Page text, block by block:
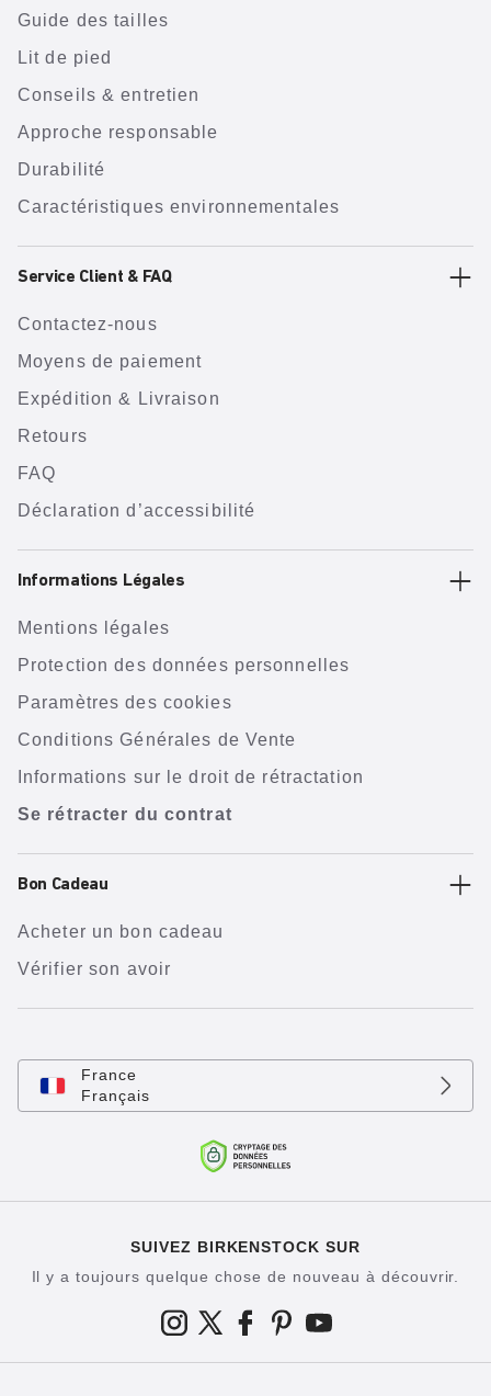
Guide des tailles
Lit de pied
Conseils & entretien
Approche responsable
Durabilité
Caractéristiques environnementales
Service Client & FAQ
Contactez-nous
Moyens de paiement
Expédition & Livraison
Retours
FAQ
Déclaration d’accessibilité
Informations Légales
Mentions légales
Protection des données personnelles
Paramètres des cookies
Conditions Générales de Vente
Informations sur le droit de rétractation
Se rétracter du contrat
Bon Cadeau
Acheter un bon cadeau
Vérifier son avoir
France
Français
SUIVEZ BIRKENSTOCK SUR
Il y a toujours quelque chose de nouveau à découvrir.